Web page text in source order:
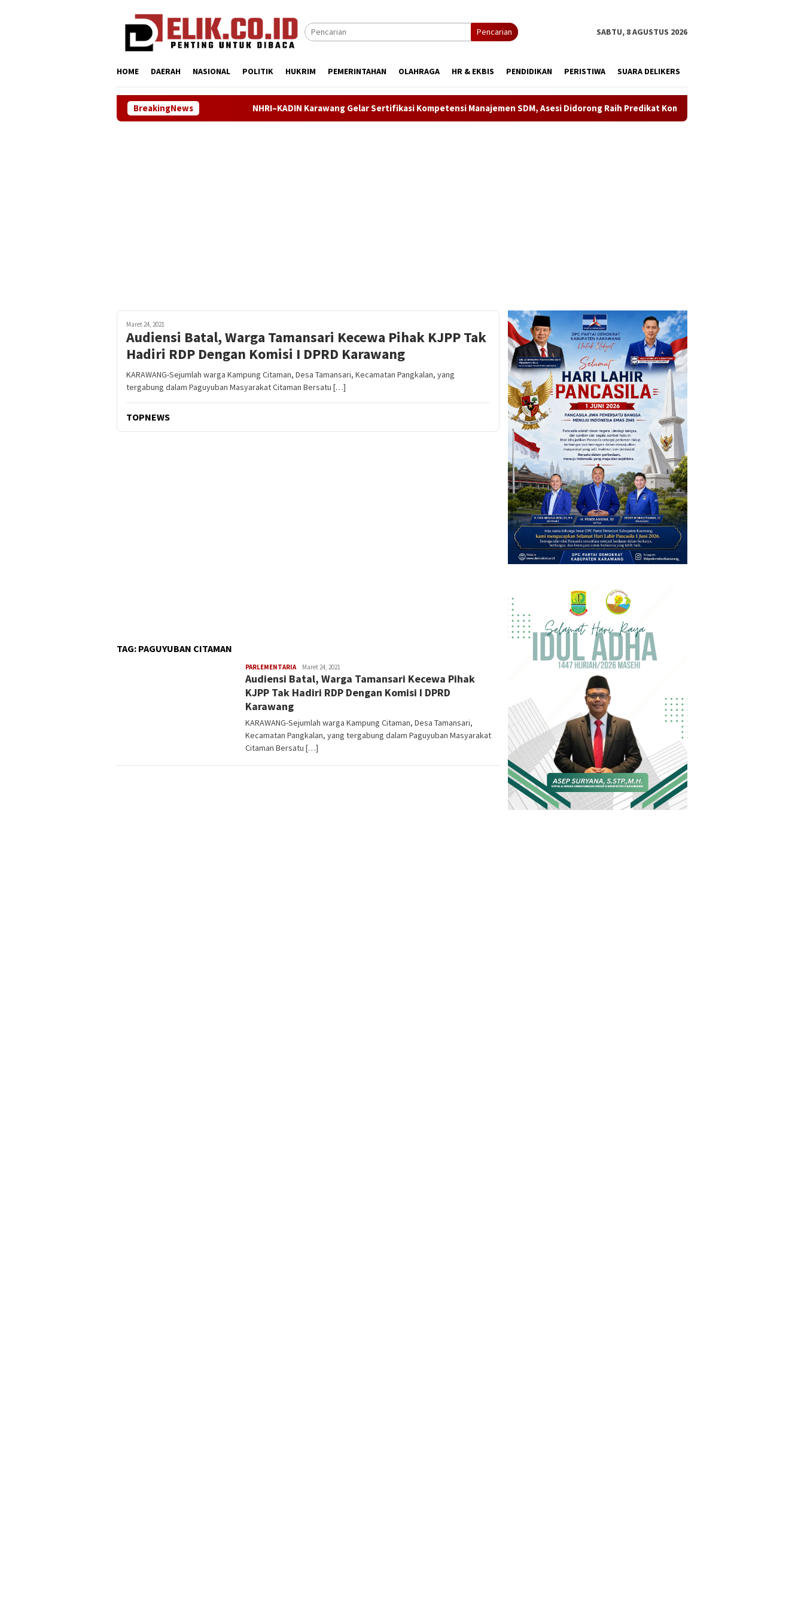
Pencarian SABTU, 8 AGUSTUS 2026
HOME DAERAH NASIONAL POLITIK HUKRIM PEMERINTAHAN OLAHRAGA HR & EKBIS PENDIDIKAN PERISTIWA SUARA DELIKERS
BreakingNewsNHRI–KADIN Karawang Gelar Sertifikasi Kompetensi Manajemen SDM, Asesi Didorong Raih Predikat Kompeten Sinergi ASOKA Bersama KADIN
Maret 24, 2021
Audiensi Batal, Warga Tamansari Kecewa Pihak KJPP Tak
Hadiri RDP Dengan Komisi I DPRD Karawang
KARAWANG-Sejumlah warga Kampung Citaman, Desa Tamansari, Kecamatan Pangkalan, yang
tergabung dalam Paguyuban Masyarakat Citaman Bersatu […]
TOPNEWS
TAG: PAGUYUBAN CITAMAN
PARLEMENTARIALatifudin
Manaf
Maret 24, 2021
Audiensi Batal, Warga Tamansari Kecewa Pihak
KJPP Tak Hadiri RDP Dengan Komisi I DPRD
Karawang
KARAWANG-Sejumlah warga Kampung Citaman, Desa Tamansari,
Kecamatan Pangkalan, yang tergabung dalam Paguyuban Masyarakat
Citaman Bersatu […]